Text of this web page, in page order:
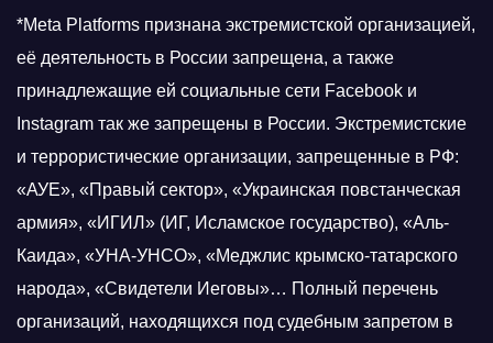
*Meta Platforms признана экстремистской организацией,
её деятельность в России запрещена, а также
принадлежащие ей социальные сети Facebook и
Instagram так же запрещены в России. Экстремистские
и террористические организации, запрещенные в РФ:
«АУЕ», «Правый сектор», «Украинская повстанческая
армия», «ИГИЛ» (ИГ, Исламское государство), «Аль-
Каида», «УНА-УНСО», «Меджлис крымско-татарского
народа», «Свидетели Иеговы»… Полный перечень
организаций, находящихся под судебным запретом в